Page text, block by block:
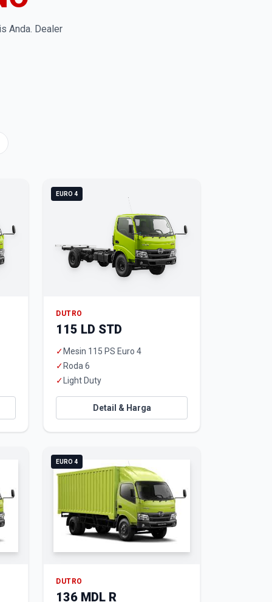
Anda. Dealer
EURO 4
DUTRO
115 LD STD
✓ Mesin 115 PS Euro 4
✓ Roda 6
✓ Light Duty
Detail & Harga
EURO 4
DUTRO
136 MDL R